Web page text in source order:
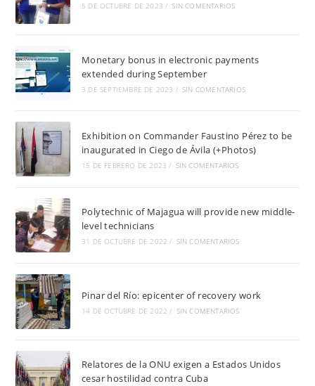
5 DE OCTUBRE DE 2023 / SIN COMENTARIOS
Monetary bonus in electronic payments
extended during September
3 DE SEPTIEMBRE DE 2023 / SIN COMENTARIOS
Exhibition on Commander Faustino Pérez to be
inaugurated in Ciego de Ávila (+Photos)
15 DE FEBRERO DE 2023 / SIN COMENTARIOS
Polytechnic of Majagua will provide new middle-
level technicians
31 DE OCTUBRE DE 2022 / SIN COMENTARIOS
Pinar del Río: epicenter of recovery work
14 DE OCTUBRE DE 2022 / SIN COMENTARIOS
Relatores de la ONU exigen a Estados Unidos
cesar hostilidad contra Cuba